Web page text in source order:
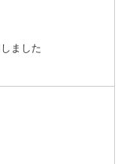
ました